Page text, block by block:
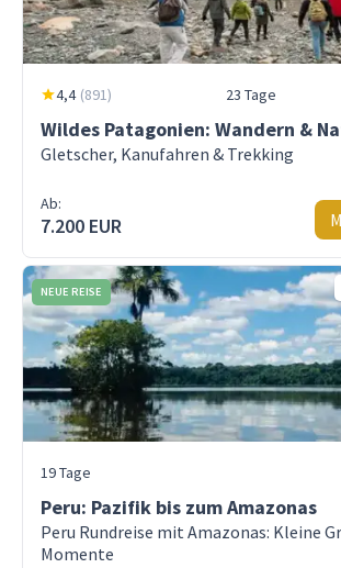
4,4 (891) 23 Tage
Wildes Patagonien: Wandern &
Gletscher, Kanufahren & Trekking
Ab:
7.200 EUR
NEUE REISE
19 Tage
Peru: Pazifik bis zum Amazonas
Peru Rundreise mit Amazonas: Kleine
Momente